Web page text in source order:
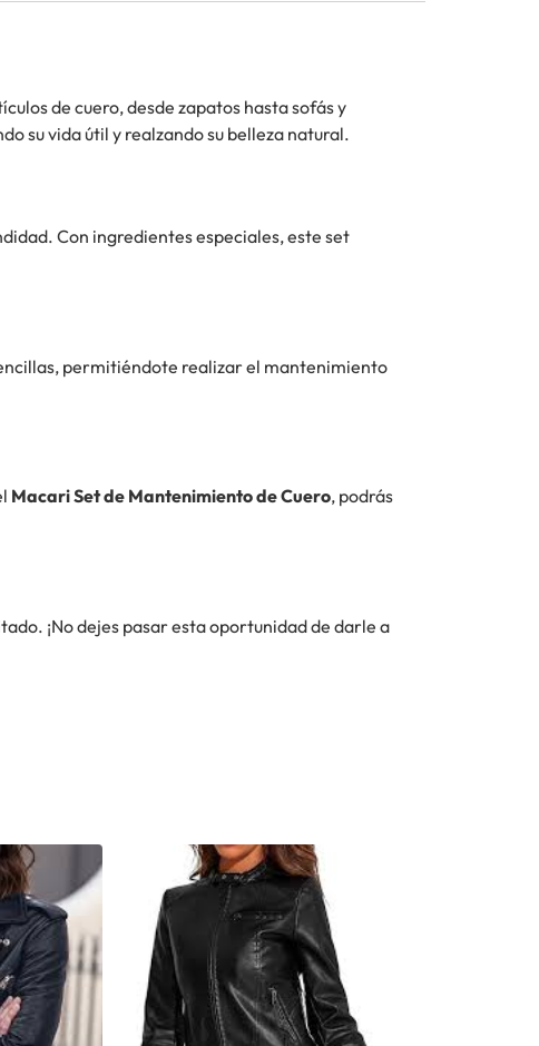
de cuero, desde zapatos hasta sofás y
su vida útil y realzando su belleza natural.
Con ingredientes especiales, este set
permitiéndote realizar el mantenimiento
Macari Set de Mantenimiento de Cuero, podrás
¡No dejes pasar esta oportunidad de darle a